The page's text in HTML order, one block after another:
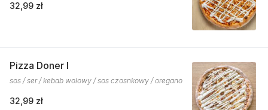
32,99 zł
Pizza Doner I
sos / ser / kebab wolowy / sos czosnkowy / oregano
32,99 zł